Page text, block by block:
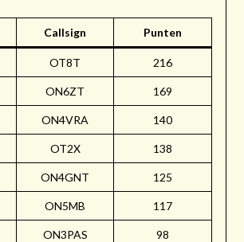
Callsign Punten
OT8T 216
ON6ZT 169
ON4VRA 140
OT2X 138
ON4GNT 125
ON5MB 117
ON3PAS 98